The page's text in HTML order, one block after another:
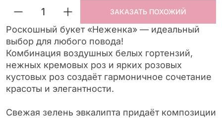
ЗАКАЗАТЬ ПОХОЖИЙ
Роскошный букет «Неженка» — идеальный
выбор для любого повода!
Комбинация воздушных белых гортензий,
нежных кремовых роз и ярких розовых
кустовых роз создаёт гармоничное сочетание
красоты и элегантности.
Свежая зелень эвкалипта придаёт композиции